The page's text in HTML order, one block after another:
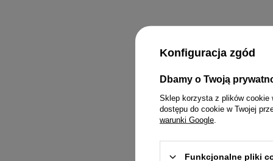
Konfiguracja zgód
Dbamy o Twoją
Sklep korzysta z plików cookie
dostępu do cookie w Twojej
warunki Google
Funkcjonalne pliki